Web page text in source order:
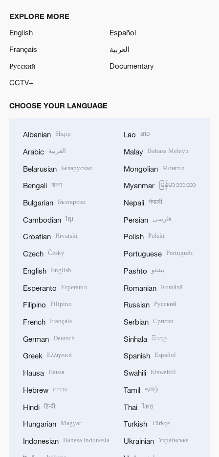
EXPLORE MORE
English
Español
Français
العربية
Русский
Documentary
CCTV+
CHOOSE YOUR LANGUAGE
Albanian Shqip
Arabic العربية
Belarusian Беларуская
Bengali বাংলা
Bulgarian Български
Cambodian ខ្មែរ
Croatian Hrvatski
Czech Český
English English
Esperanto Esperanto
Filipino Filipino
French Français
German Deutsch
Greek Ελληνικά
Hausa Hausa
Hebrew עברית
Hindi हिन्दी
Hungarian Magyar
Indonesian Bahasa Indonesia
Lao ລາວ
Malay Bahasa Melayu
Mongolian Монгол
Myanmar မြန်မာဘာသာ
Nepali नेपाली
Persian فارسی
Polish Polski
Portuguese Português
Pashto پښتو
Romanian Română
Russian Русский
Serbian Српски
Sinhala සිංහල
Spanish Español
Swahili Kiswahili
Tamil தமிழ்
Thai ไทย
Turkish Türkçe
Ukrainian Українська